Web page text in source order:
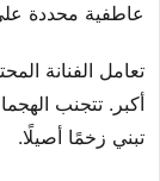
عاطفية محددة
تعامل الفنانة
أكبر. تتجنب
تبني زخمًا أصيلًا.